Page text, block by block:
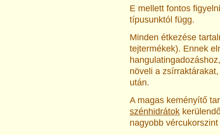
E mellett fontos
típusunktól függ.
Minden étkezése
tejtermékek). Ennek
növeli a
után.
A magas keményítő
szénhidrátok
nagyobb